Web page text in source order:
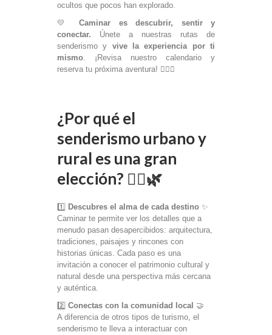
ocultos que pocos han explorado.
💛 Caminar es descubrir, sentir y
conectar. Únete a nuestras rutas de
senderismo y vive la experiencia por ti
mismo. ¡Revisa nuestro calendario y
reserva tu próxima aventura! 🚶‍♀️✨
¿Por qué el
senderismo urbano y
rural es una gran
elección? 🚶‍♂️🌿
1️⃣ Descubres el alma de cada destino ✨
Caminar te permite ver los detalles que a
menudo pasan desapercibidos: arquitectura,
tradiciones, paisajes y rincones con
historias únicas. Cada paso es una
invitación a conocer el patrimonio cultural y
natural desde una perspectiva más cercana
y auténtica.
2️⃣ Conectas con la comunidad local 🤝
A diferencia de otros tipos de turismo, el
senderismo te lleva a interactuar con